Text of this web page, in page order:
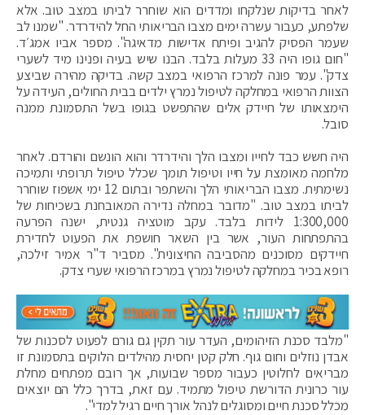
לאחר בדיקות שנלקחו ומדדים הוא שוחרר לביתו במצב טוב. אלא
שלפתע, כעבור עשרה ימים מצבו הבריאותי החל להידרדר. "שמנו לב
שעמר הפסיק להגיב ופיתח אדישות מדאיגה". מספר אביו אמג׳ד.
"חום גופו היה 33 מעלות בלבד. הבנו שיש בעיה ופנינו מיד לשערי
צדק". עמר פונה למרכז הרפואי במצב קשה. בדיקה מהירה שביצע
הצוות הרפואי במחלקה לטיפול נמרץ ילדים בבית החולים, העידה על
הימצאותו של חיידק אלים שהתפשט בגופו בשל התסמונת ממנה
סובל.
היה חשש כבד לחייו ומצבו הלך והידרדר והוא הונשם והורדם. לאחר
מלחמה מאומצת על חייו וטיפול תומך שכלל טיפול תרופתי ותמיכה
נשימתית. מצבו הבריאותי הלך והשתפר ובתום 12 ימי אשפוז שוחרר
לביתו במצב טוב. "מדובר במחלה נדירה המאובחנת בשכיחות של
1:300,000 לידות בלבד. עקב מוטציה גנטית, ישנה הפרעה
בהתפתחות העור, אשר בין השאר חושפת את הפעוט לחדירת
חיידקים מסוכנים מהסביבה החיצונית". מסביר ד"ר אמיר זילכה,
רופא בכיר במחלקה לטיפול נמרץ במרכז הרפואי שערי צדק.
"מלבד סכנת הזיהומים, העדר עור תקין גם גורם לפעוט לסכנות של
אבדן נוזלים וחום גוף. חלק קטן יחסית מהילדים הלוקים בתסמונת זו
מבריאים לחלוטין כעבור מספר שבועות, אך רובם מפתחים מחלת
עור כרונית הדורשת טיפול מתמיד. עם זאת, בדרך כלל הם יוצאים
מכלל סכנת חיים ומסוגלים לנהל אורך חיים רגיל למדי".